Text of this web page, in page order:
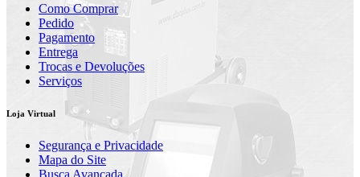
Como Comprar
Pedido
Pagamento
Entrega
Trocas e Devoluções
Serviços
Loja Virtual
Segurança e Privacidade
Mapa do Site
Busca Avançada